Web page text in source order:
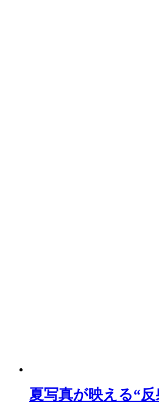
夏写真が映える“